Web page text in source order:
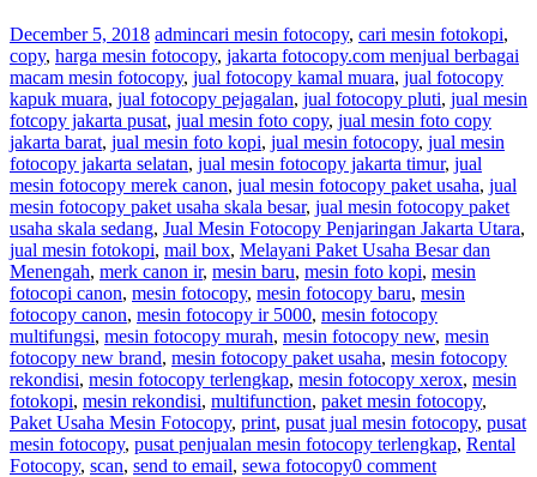
December 5, 2018 admincari mesin fotocopy, cari mesin fotokopi,
copy, harga mesin fotocopy, jakarta fotocopy.com menjual berbagai
macam mesin fotocopy, jual fotocopy kamal muara, jual fotocopy
kapuk muara, jual fotocopy pejagalan, jual fotocopy pluti, jual mesin
fotcopy jakarta pusat, jual mesin foto copy, jual mesin foto copy
jakarta barat, jual mesin foto kopi, jual mesin fotocopy, jual mesin
fotocopy jakarta selatan, jual mesin fotocopy jakarta timur, jual
mesin fotocopy merek canon, jual mesin fotocopy paket usaha, jual
mesin fotocopy paket usaha skala besar, jual mesin fotocopy paket
usaha skala sedang, Jual Mesin Fotocopy Penjaringan Jakarta Utara,
jual mesin fotokopi, mail box, Melayani Paket Usaha Besar dan
Menengah, merk canon ir, mesin baru, mesin foto kopi, mesin
fotocopi canon, mesin fotocopy, mesin fotocopy baru, mesin
fotocopy canon, mesin fotocopy ir 5000, mesin fotocopy
multifungsi, mesin fotocopy murah, mesin fotocopy new, mesin
fotocopy new brand, mesin fotocopy paket usaha, mesin fotocopy
rekondisi, mesin fotocopy terlengkap, mesin fotocopy xerox, mesin
fotokopi, mesin rekondisi, multifunction, paket mesin fotocopy,
Paket Usaha Mesin Fotocopy, print, pusat jual mesin fotocopy, pusat
mesin fotocopy, pusat penjualan mesin fotocopy terlengkap, Rental
Fotocopy, scan, send to email, sewa fotocopy0 comment